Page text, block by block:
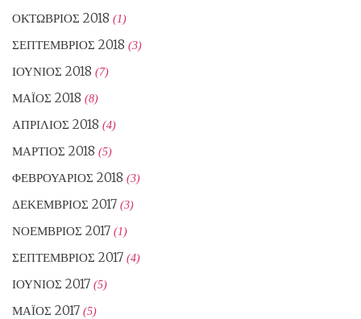
ΟΚΤΏΒΡΙΟΣ 2018 (1)
ΣΕΠΤΈΜΒΡΙΟΣ 2018 (3)
ΙΟΎΝΙΟΣ 2018 (7)
ΜΆΙΟΣ 2018 (8)
ΑΠΡΊΛΙΟΣ 2018 (4)
ΜΆΡΤΙΟΣ 2018 (5)
ΦΕΒΡΟΥΆΡΙΟΣ 2018 (3)
ΔΕΚΈΜΒΡΙΟΣ 2017 (3)
ΝΟΈΜΒΡΙΟΣ 2017 (1)
ΣΕΠΤΈΜΒΡΙΟΣ 2017 (4)
ΙΟΎΝΙΟΣ 2017 (5)
ΜΆΙΟΣ 2017 (5)